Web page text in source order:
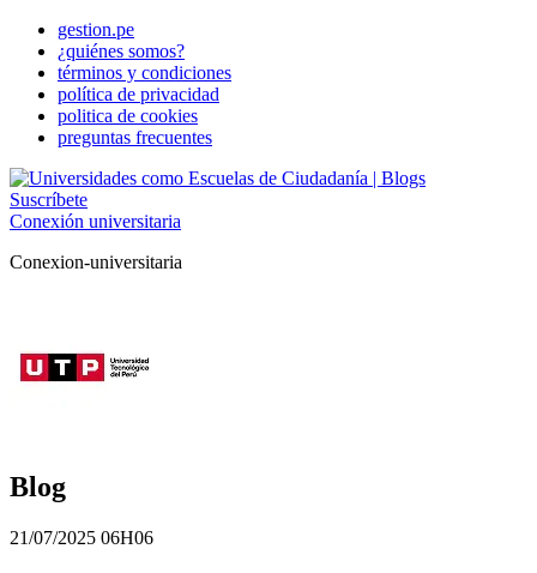
gestion.pe
¿quiénes somos?
términos y condiciones
política de privacidad
politica de cookies
preguntas frecuentes
Suscríbete
Conexión universitaria
Conexion-universitaria
Blog
21/07/2025 06H06